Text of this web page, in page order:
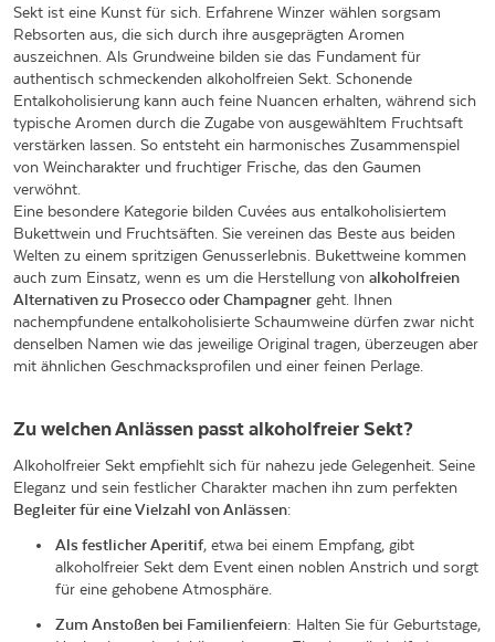
Sekt ist eine Kunst für sich. Erfahrene Winzer wählen sorgsam
Rebsorten aus, die sich durch ihre ausgeprägten Aromen
auszeichnen. Als Grundweine bilden sie das Fundament für
authentisch schmeckenden alkoholfreien Sekt. Schonende
Entalkoholisierung kann auch feine Nuancen erhalten, während sich
typische Aromen durch die Zugabe von ausgewähltem Fruchtsaft
verstärken lassen. So entsteht ein harmonisches Zusammenspiel
von Weincharakter und fruchtiger Frische, das den Gaumen
verwöhnt.
Eine besondere Kategorie bilden Cuvées aus entalkoholisiertem
Bukettwein und Fruchtsäften. Sie vereinen das Beste aus beiden
Welten zu einem spritzigen Genusserlebnis. Bukettweine kommen
auch zum Einsatz, wenn es um die Herstellung von alkoholfreien
Alternativen zu Prosecco oder Champagner geht. Ihnen
nachempfundene entalkoholisierte Schaumweine dürfen zwar nicht
denselben Namen wie das jeweilige Original tragen, überzeugen aber
mit ähnlichen Geschmacksprofilen und einer feinen Perlage.
Zu welchen Anlässen passt alkoholfreier Sekt?
Alkoholfreier Sekt empfiehlt sich für nahezu jede Gelegenheit. Seine
Eleganz und sein festlicher Charakter machen ihn zum perfekten
Begleiter für eine Vielzahl von Anlässen:
Als festlicher Aperitif, etwa bei einem Empfang, gibt
alkoholfreier Sekt dem Event einen noblen Anstrich und sorgt
für eine gehobene Atmosphäre.
Zum Anstoßen bei Familienfeiern: Halten Sie für Geburtstage,